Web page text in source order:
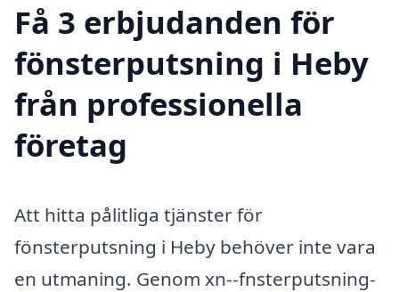
Få 3 erbjudanden för
fönsterputsning i Heby
från professionella
företag
Att hitta pålitliga tjänster för
fönsterputsning i Heby behöver inte vara
en utmaning. Genom xn--fnsterputsning-